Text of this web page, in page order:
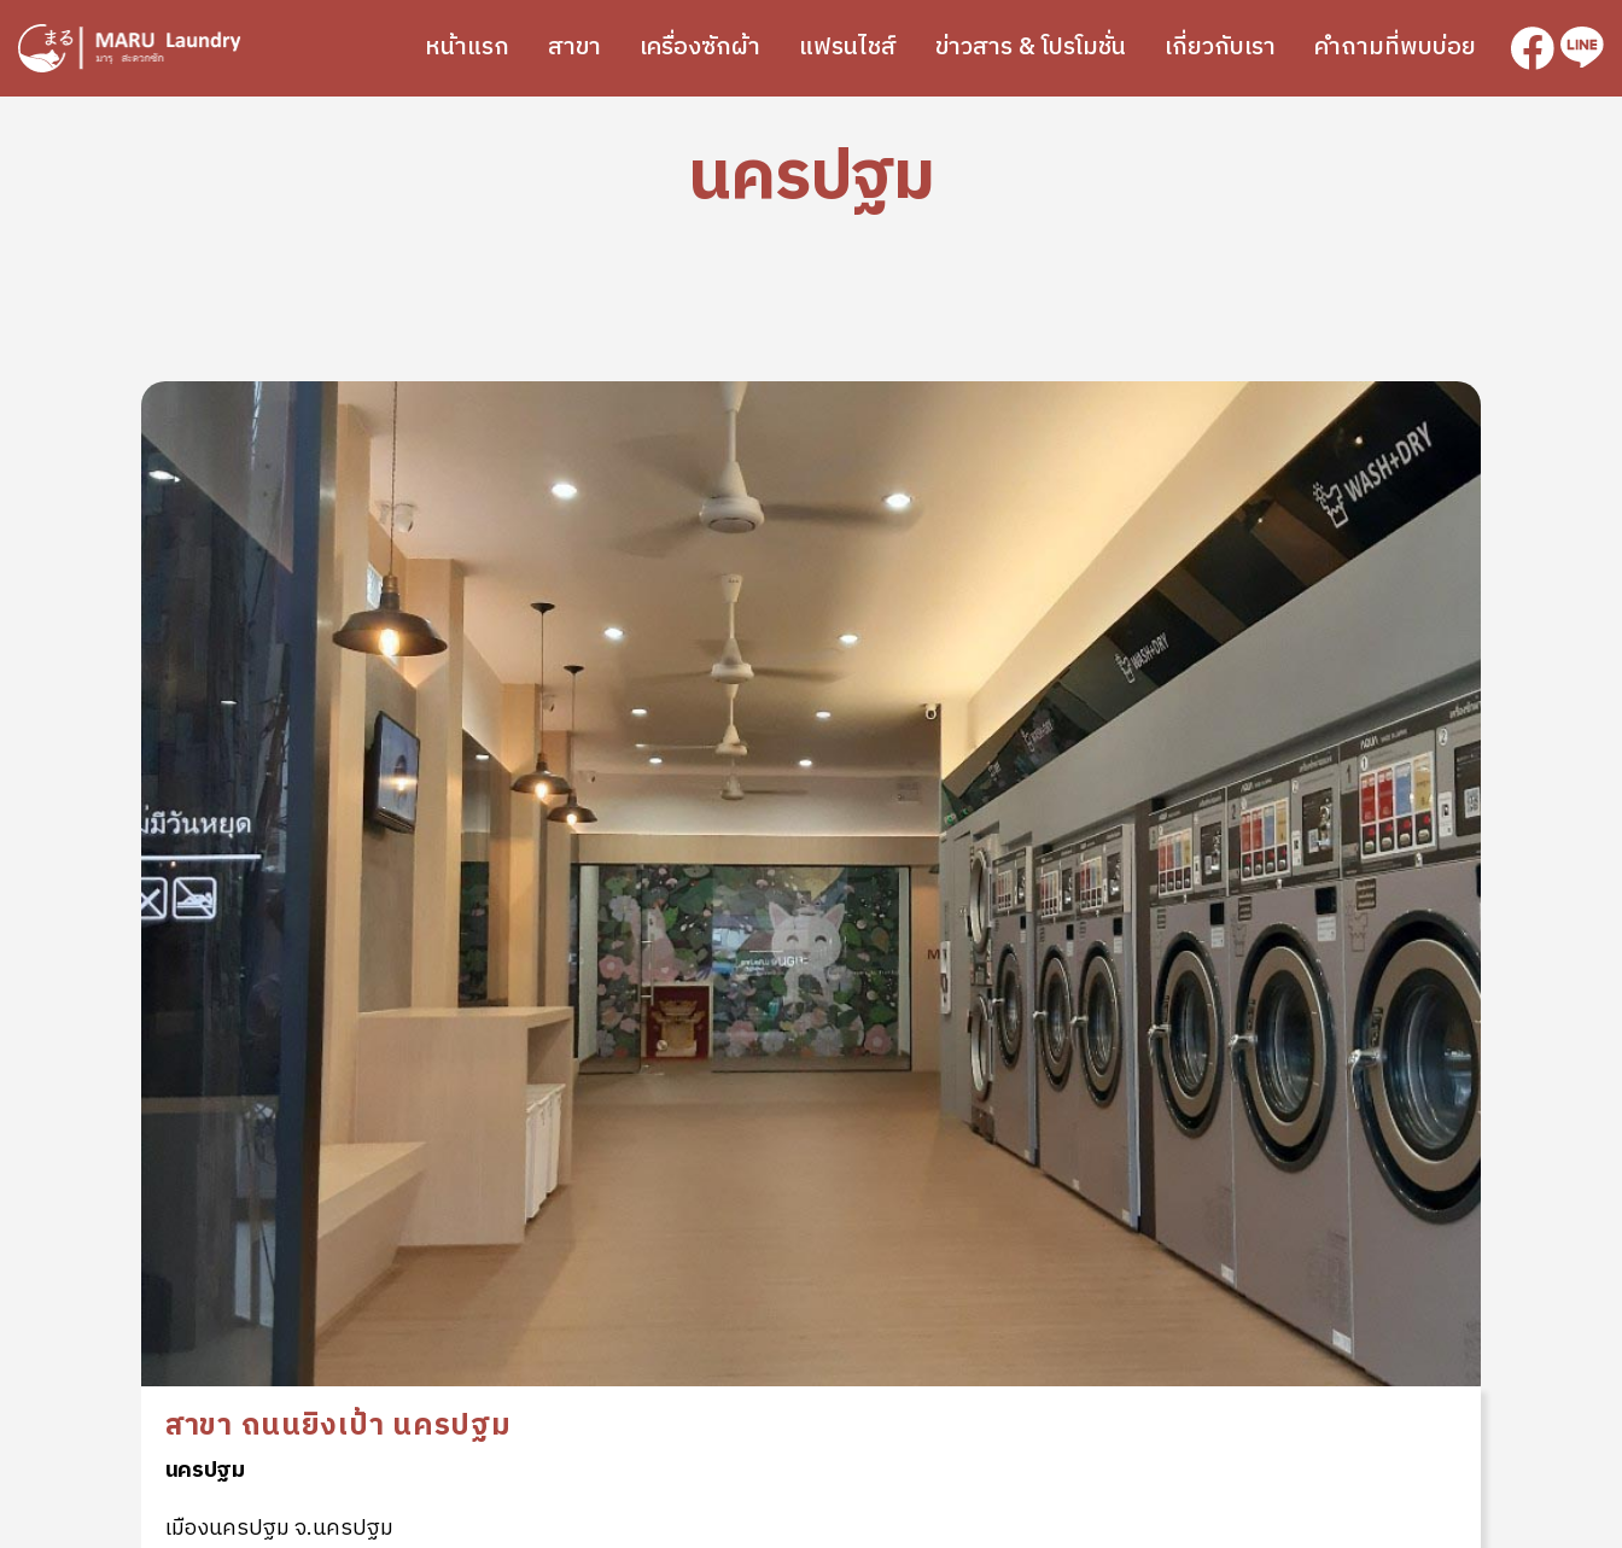
ข้ามไปยังเนื้อหาหลัก
หน้าแรก สาขา เครื่องซักผ้า แฟรนไชส์ ข่าวสาร & โปรโมชั่น เกี่ยวกับเรา คำถามที่พบบ่อย SVG SVG
นครปฐม
สาขา ถนนยิงเป้า นครปฐม
นครปฐม
เมืองนครปฐม จ.นครปฐม